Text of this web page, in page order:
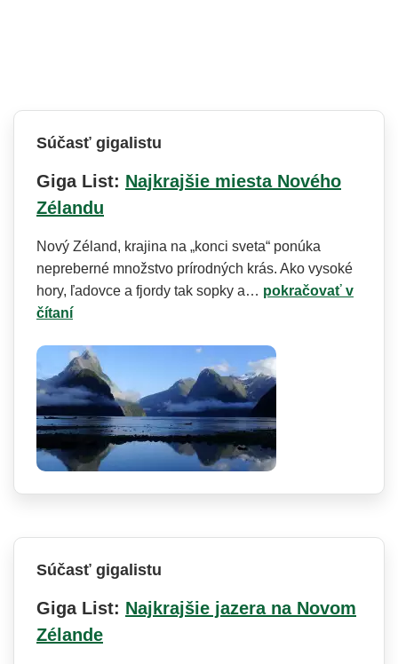
Súčasť gigalistu
Giga List: Najkrajšie miesta Nového
Zélandu
Nový Zéland, krajina na „konci sveta“ ponúka
nepreberné množstvo prírodných krás. Ako vysoké
hory, ľadovce a fjordy tak sopky a… pokračovať v
čítaní
Súčasť gigalistu
Giga List: Najkrajšie jazera na Novom
Zélande